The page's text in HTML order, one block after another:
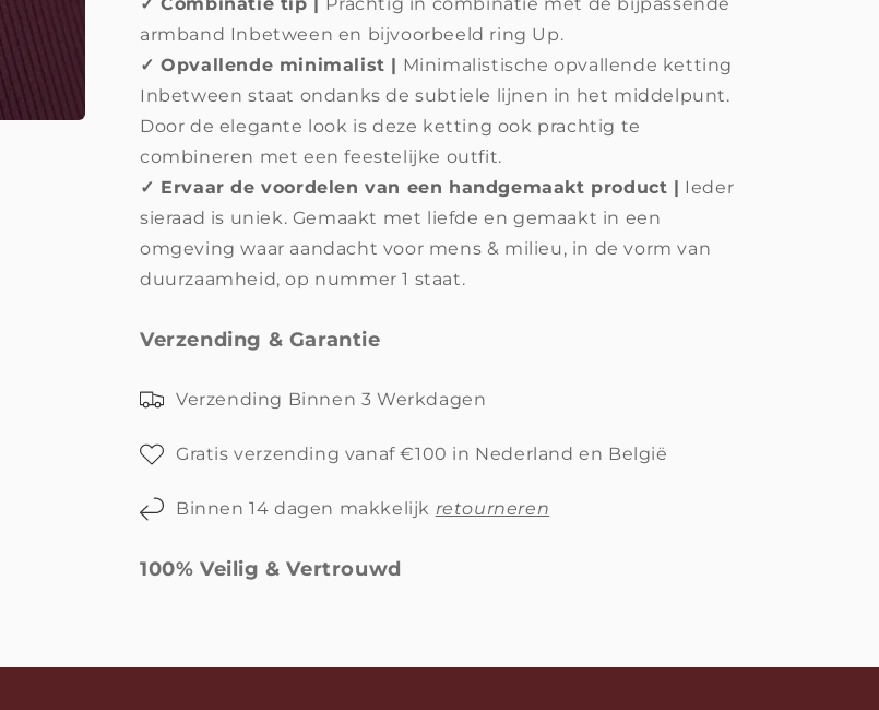
armband Inbetween en bijvoorbeeld ring Up.
✓ Opvallende minimalist | Minimalistische opvallende ketting
Inbetween staat ondanks de subtiele lijnen in het middelpunt.
Door de elegante look is deze ketting ook prachtig te
combineren met een feestelijke outfit.
✓ Ervaar de voordelen van een handgemaakt product | Ieder
sieraad is uniek. Gemaakt met liefde en gemaakt in een
omgeving waar aandacht voor mens & milieu, in de vorm van
duurzaamheid, op nummer 1 staat.
Verzending & Garantie
Verzending Binnen 3 Werkdagen
Gratis verzending vanaf €100 in Nederland en België
Binnen 14 dagen makkelijk retourneren
100% Veilig & Vertrouwd